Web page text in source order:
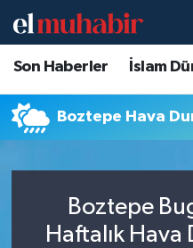
Son Haberler İslam
Boztepe Hava
Boztepe
Haftalık
Hava Durumu
Trafik Durumu
Tüm Manşetler